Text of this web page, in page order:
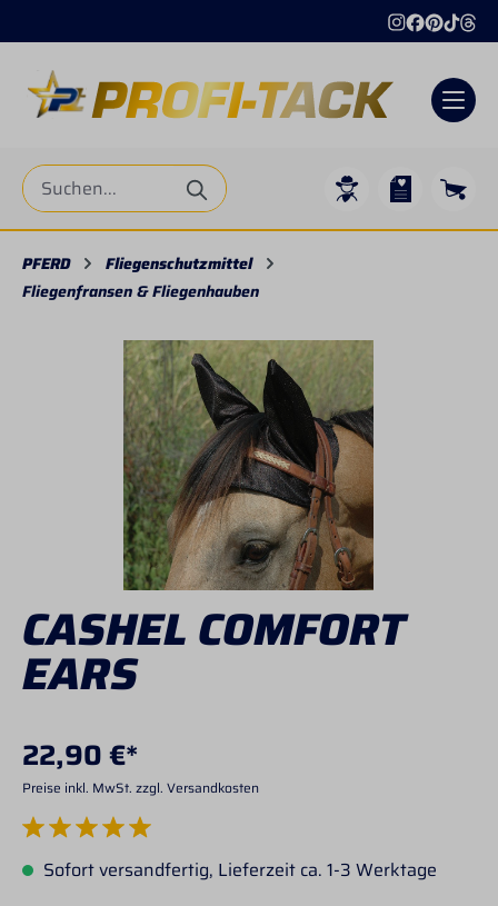
PFERD
Fliegenschutzmittel
Fliegenfransen & Fliegenhauben
Bildergalerie überspringen
CASHEL COMFORT
EARS
22,90 €*
Preise inkl. MwSt. zzgl. Versandkosten
Durchschnittliche Bewertung von 5 von 5 Sternen
Sofort versandfertig, Lieferzeit ca. 1-3 Werktage